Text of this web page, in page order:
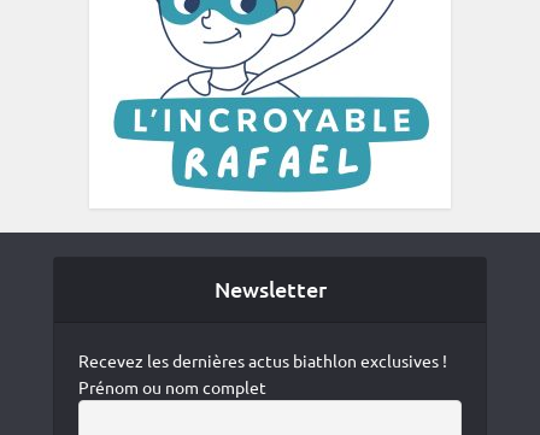
Newsletter
Recevez les dernières actus biathlon exclusives !
Prénom ou nom complet